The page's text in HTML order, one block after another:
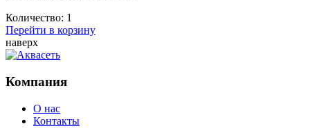
Количество: 1
Перейти в корзину
наверх
Компания
О нас
Контакты